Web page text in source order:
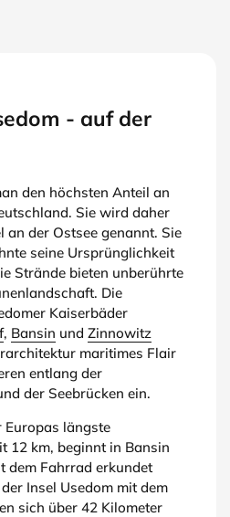
- auf der
den höchsten Anteil an
Sie wird daher
an der Ostsee genannt. Sie
seine Ursprünglichkeit
Strände bieten unberührte
Die
Kaiserbäder
, Bansin und Zinnowitz
maritimes Flair
entlang der
der Seebrücken ein.
Europas längste
12 km, beginnt in Bansin
dem Fahrrad erkundet
Insel Usedom mit dem
sich über 42 Kilometer